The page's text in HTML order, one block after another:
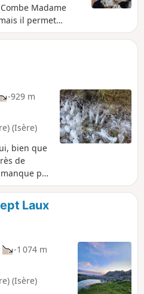
Madame
il permet
montagnards
omniprésente, les
fréquente habite
randonneurs en
-929 m
(Isère)
bien que
de
pas
vues sur la
sont
pratiquent
des
de voir
recouverts
trace
Laux
-1 074 m
(Isère)